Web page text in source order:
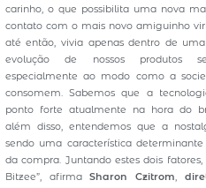
carinho, o que possibilita uma nova
contato com o mais novo amiguinho
até então, vivia apenas dentro de
evolução de nossos produtos
especialmente ao modo como a
consomem. Sabemos que a
ponto forte atualmente na hora do
além disso, entendemos que a
sendo uma característica
da compra. Juntando estes dois
Bitzee”, afirmaSharon Czitrom,